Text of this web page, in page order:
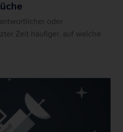
oder
Zeit häufiger, auf welche